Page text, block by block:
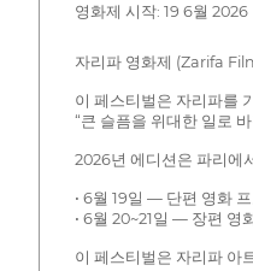
영화제 시작: 19 6월
자리파 영화제 (Zarifa
이 페스티벌은 자리파를
“큰 슬픔을 위대한 일로 바
2026년 에디션은 파리에
• 6월 19일 — 단편 영화
• 6월 20~21일 — 장편 영
이 페스티벌은 자리파 아